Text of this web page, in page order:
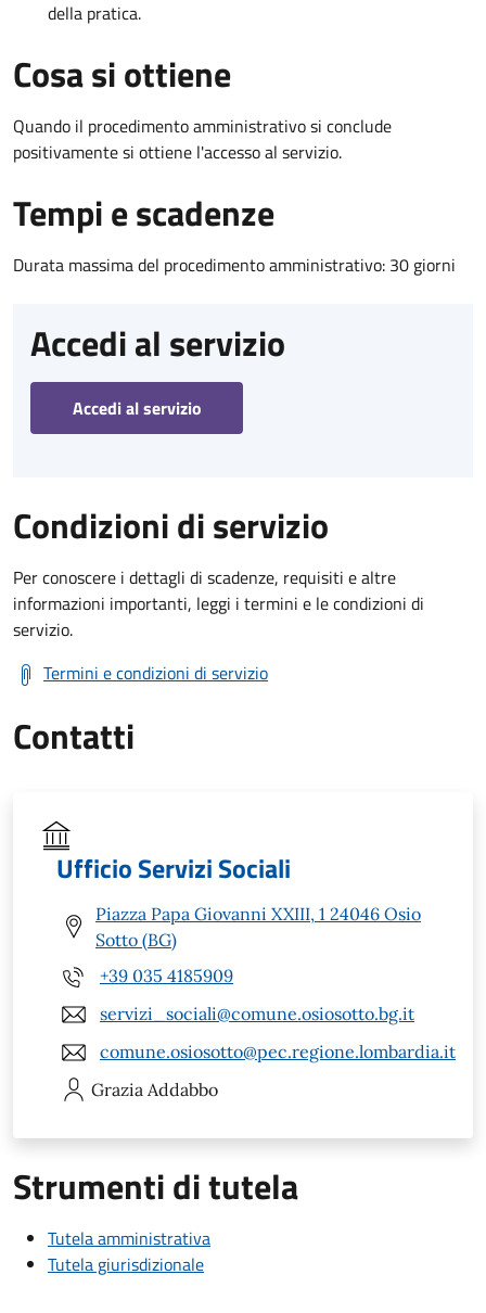
della pratica.
Cosa si ottiene
Quando il procedimento amministrativo si conclude
positivamente si ottiene l'accesso al servizio.
Tempi e scadenze
Durata massima del procedimento amministrativo: 30 giorni
Accedi al servizio
Accedi al servizio
Condizioni di servizio
Per conoscere i dettagli di scadenze, requisiti e altre
informazioni importanti, leggi i termini e le condizioni di
servizio.
Termini e condizioni di servizio
Contatti
Ufficio Servizi Sociali
Piazza Papa Giovanni XXIII, 1 24046 Osio
Sotto (BG)
+39 035 4185909
servizi_sociali@comune.osiosotto.bg.it
comune.osiosotto@pec.regione.lombardia.it
Grazia Addabbo
Strumenti di tutela
Tutela amministrativa
Tutela giurisdizionale